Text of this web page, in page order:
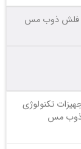
فلش ذوب مس
تکنولوژی
ذوب مس